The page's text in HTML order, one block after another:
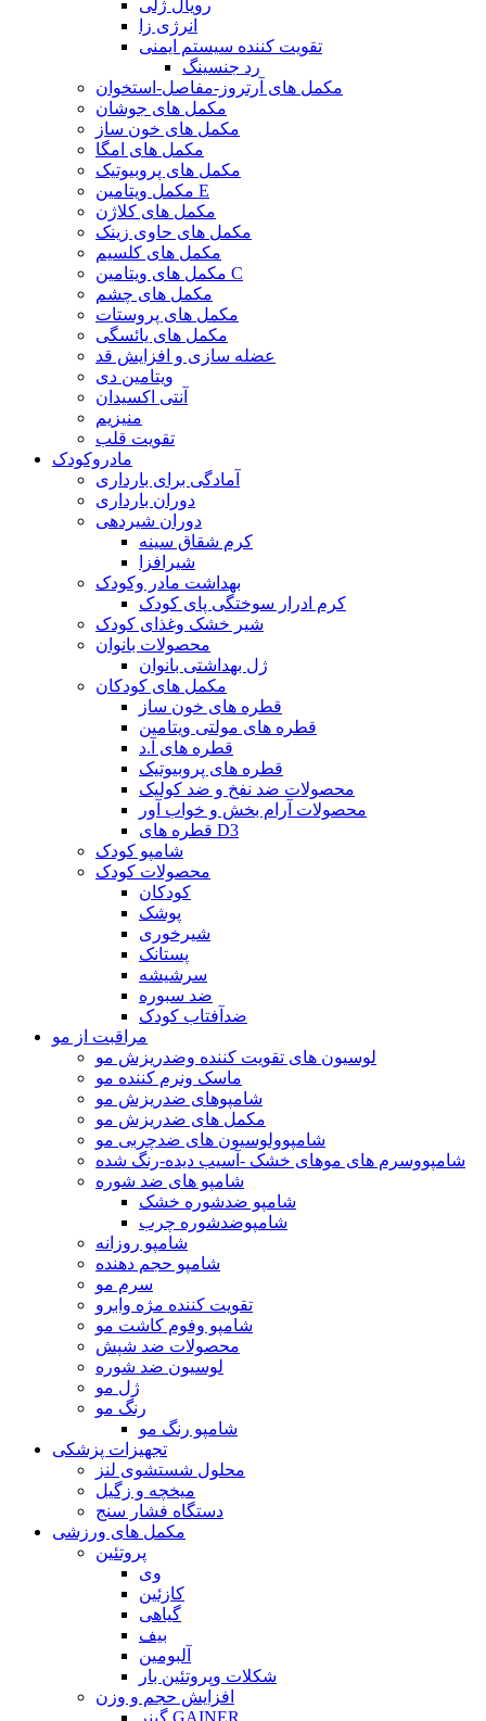
رویال ژلی
انرژی زا
تقویت کننده سیستم ایمنی
رد جنسینگ
مکمل های آرتروز-مفاصل-استخوان
مکمل های جوشان
مکمل های خون ساز
مکمل های امگا
مکمل های پروبیوتیک
مکمل ویتامین E
مکمل های کلاژن
مکمل های حاوی زینک
مکمل های کلسیم
مکمل های ویتامین C
مکمل های چشم
مکمل های پروستات
مکمل های یائسگی
عضله سازی و افزایش قد
ویتامین دی
آنتی اکسیدان
منیزیم
تقویت قلب
مادروکودک
آمادگی برای بارداری
دوران بارداری
دوران شیردهی
کرم شقاق سینه
شیرافزا
بهداشت مادر وکودک
کرم ادرار سوختگی پای کودک
شیر خشک وغذای کودک
محصولات بانوان
ژل بهداشتی بانوان
مکمل های کودکان
قطره های خون ساز
قطره های مولتی ویتامین
قطره های آ.د
قطره های پروبیوتیک
محصولات ضد نفخ و ضد کولیک
محصولات آرام بخش و خواب آور
قطره های D3
شامپو کودک
محصولات کودک
کودکان
پوشک
شیرخوری
پستانک
سرشیشه
ضد سبوره
ضدآفتاب کودک
مراقبت از مو
لوسیون های تقویت کننده وضدریزش مو
ماسک ونرم کننده مو
شامپوهای ضدریزش مو
مکمل های ضدریزش مو
شامپوولوسیون های ضدچربی مو
شامپووسرم های موهای خشک -آسیب دیده-رنگ شده
شامپو های ضد شوره
شامپو ضدشوره خشک
شامپوضدشوره چرب
شامپو روزانه
شامپو حجم دهنده
سرم مو
تقویت کننده مژه وابرو
شامپو وفوم کاشت مو
محصولات ضد شپش
لوسیون ضد شوره
ژل مو
رنگ مو
شامپو رنگ مو
تجهیزات پزشکی
محلول شستشوی لنز
میخچه و زگیل
دستگاه فشار سنج
مکمل های ورزشی
پروتئین
وی
کازئین
گیاهی
بیف
آلبومین
شکلات وپروتئین بار
افزایش حجم و وزن